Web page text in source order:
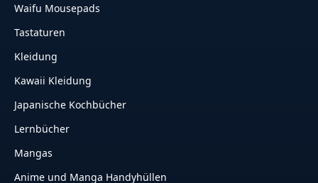
Waifu Mousepads
Tastaturen
Kleidung
Kawaii Kleidung
Japanische Kochbücher
Lernbücher
Mangas
Anime und Manga Handyhüllen